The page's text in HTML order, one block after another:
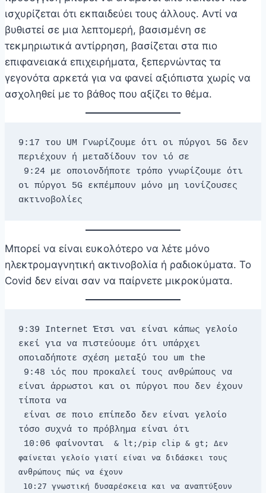
ισχυρίζεται ότι εκπαιδεύει τους άλλους. Αντί να
βυθιστεί σε μια λεπτομερή, βασισμένη σε
τεκμηριωτικά αντίρρηση, βασίζεται στα πιο
επιφανειακά επιχειρήματα, ξεπερνώντας τα
γεγονότα αρκετά για να φανεί αξιόπιστα χωρίς να
ασχοληθεί με το βάθος που αξίζει το θέμα.
9:17 του UM Γνωρίζουμε ότι οι πύργοι 5G δεν
περιέχουν ή μεταδίδουν τον ιό σε
οι πύργοι 5G εκπέμπουν μόνο μη ιονίζουσες
ακτινοβολίες
Μπορεί να είναι ευκολότερο να λέτε μόνο
ηλεκτρομαγνητική ακτινοβολία ή ραδιοκύματα. Το
Covid δεν είναι σαν να παίρνετε μικροκύματα.
9:39 Internet Έτσι ναι είναι κάπως γελοίο
εκεί για να πιστεύουμε ότι υπάρχει
οποιαδήποτε σχέση μεταξύ του um the
είναι άρρωστοι και οι πύργοι που δεν έχουν
τίποτα να
τόσο συχνά το πρόβλημα είναι ότι
10:06 φαίνονται
& lt;/pip clip & gt; Δεν
φαίνεται γελοίο γιατί είναι να διδάσκει τους
ανθρώπους πώς να έχουν